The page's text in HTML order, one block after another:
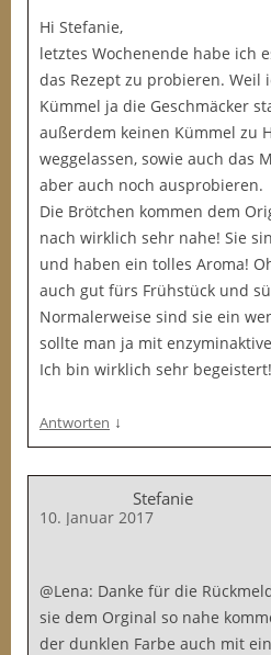
Hi Stefanie,
letztes Wochenende habe ich
das Rezept zu probieren. Weil
Kümmel ja die Geschmäcker
außerdem keinen Kümmel zu
weggelassen, sowie auch das
aber auch noch ausprobieren.
Die Brötchen kommen dem
nach wirklich sehr nahe! Sie
und haben ein tolles Aroma!
auch gut fürs Frühstück und
Normalerweise sind sie ein
sollte man ja mit
Ich bin wirklich sehr
Antworten ↓
Stefanie
10. Januar 2017
@Lena: Danke für die
sie dem Orginal so nahe
der dunklen Farbe auch mit